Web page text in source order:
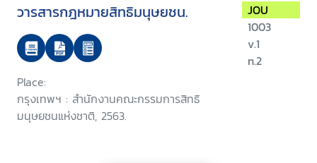
วารสารกฎหมายสิทธิมนุษยชน.
Place:
กรุงเทพฯ : สำนักงานคณะกรรมการสิทธิ
มนุษยชนแห่งชาติ, 2563.
JOU
1003
v.1
n.2